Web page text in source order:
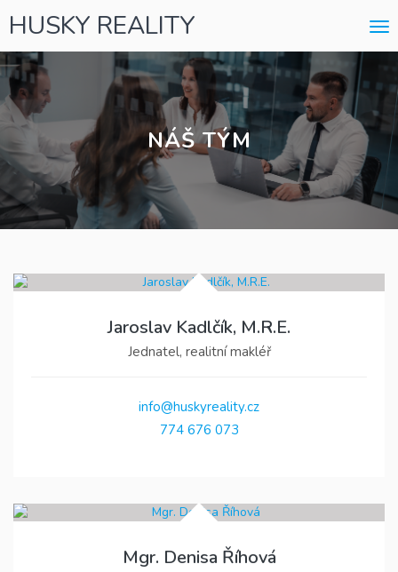
HUSKY REALITY
NÁŠ TÝM
Jaroslav Kadlčík, M.R.E.
Jednatel, realitní makléř
info@huskyreality.cz
774 676 073
Mgr. Denisa Říhová